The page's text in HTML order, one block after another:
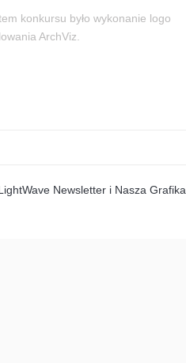
konkursu było wykonanie logo
ArchViz.
Newsletter i Nasza Grafika